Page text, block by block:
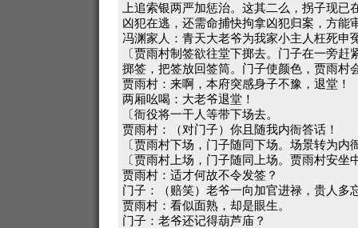
上追索银两严加惩治。这其二么，拐子现已
凶犯在逃，还需命捕快拘拿凶犯归案，方能
冯渊家人：青天大老爷为我家小主人枉死申
〔贾雨村制签欲往堂下掷去。门子在一旁
掷签，把签放回签筒。门子使颜色，贾雨村
贾雨村：来啊，本府突感身子不豫，退堂！
两厢吆喝：大老爷退堂！
〔衙役将一干人等带下场去。
贾雨村：（对门子）你且随我内衙答话！
〔贾雨村下场，门子随同下场。场景转为内
〔贾雨村上场，门子随同上场。贾雨村安坐
贾雨村：适才何故不令发签？
门子：（赔笑）老爷一向加官进禄，贵人多
贾雨村：看似面熟，却是眼生。
门子：老爷还记得葫芦庙？